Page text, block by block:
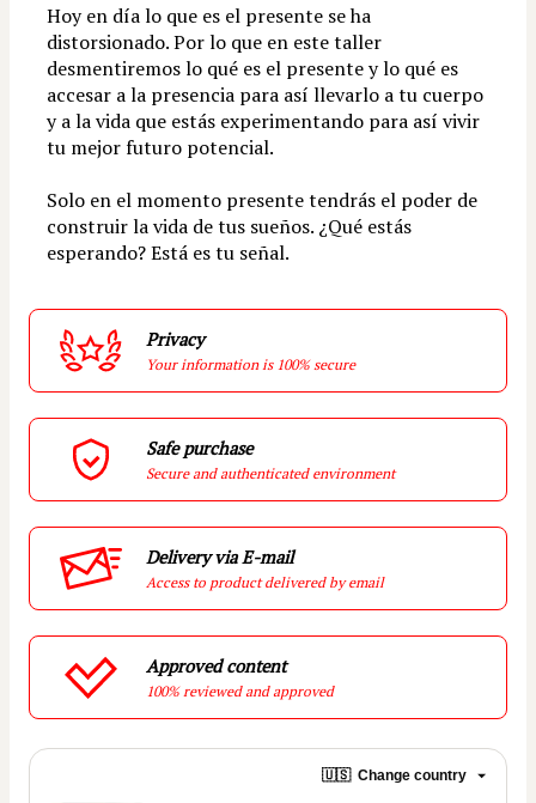
Hoy en día lo que es el presente se ha
distorsionado. Por lo que en este taller
desmentiremos lo qué es el presente y lo qué es
accesar a la presencia para así llevarlo a tu cuerpo
y a la vida que estás experimentando para así vivir
tu mejor futuro potencial.
Solo en el momento presente tendrás el poder de
construir la vida de tus sueños. ¿Qué estás
esperando? Está es tu señal.
Privacy
Your information is 100% secure
Safe purchase
Secure and authenticated environment
Delivery via E-mail
Access to product delivered by email
Approved content
100% reviewed and approved
🇺🇸 Change country